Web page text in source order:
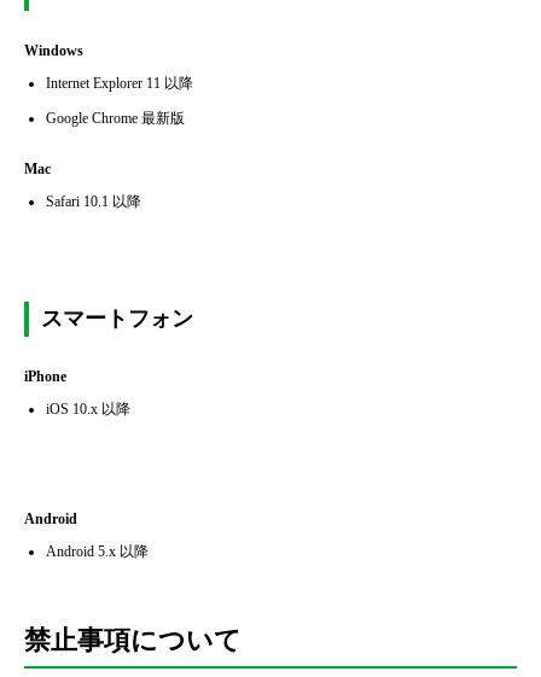
Windows
Internet Explorer 11 以降
Google Chrome 最新版
Mac
Safari 10.1 以降
スマートフォン
iPhone
iOS 10.x 以降
Android
Android 5.x 以降
禁止事項について